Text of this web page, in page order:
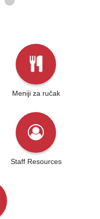
Meniji za ručak
Staff Resources